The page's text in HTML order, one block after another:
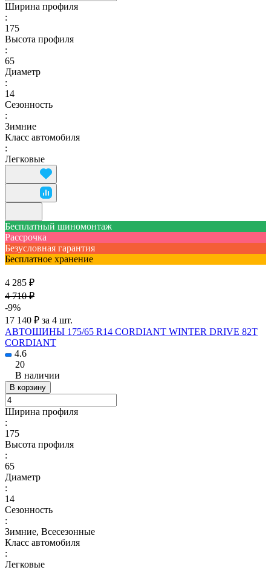
Ширина профиля
:
175
Высота профиля
:
65
Диаметр
:
14
Сезонность
:
Зимние
Класс автомобиля
:
Легковые
Бесплатный шиномонтаж
Рассрочка
Безусловная гарантия
Бесплатное хранение
4 285 ₽
4 710 ₽
-9%
17 140 ₽ за 4 шт.
АВТОШИНЫ 175/65 R14 CORDIANT WINTER DRIVE 82T
CORDIANT
4.6
20
В наличии
В корзину
Ширина профиля
:
175
Высота профиля
:
65
Диаметр
:
14
Сезонность
:
Зимние, Всесезонные
Класс автомобиля
:
Легковые